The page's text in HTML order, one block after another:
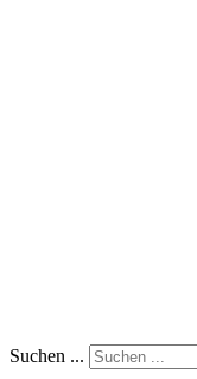
Suchen ...